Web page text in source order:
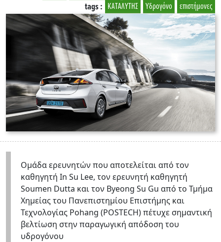
επιστήμονες
Υδρογόνο
ΚΑΤΑΛΥΤΗΣ
tags :
Oμάδα ερευνητών που αποτελείται από τον
καθηγητή In Su Lee, τον ερευνητή καθηγητή
Soumen Dutta και τον Byeong Su Gu από το Τμήμα
Χημείας του Πανεπιστημίου Επιστήμης και
Τεχνολογίας Pohang (POSTECH) πέτυχε σημαντική
βελτίωση στην παραγωγική απόδοση του
υδρογόνου